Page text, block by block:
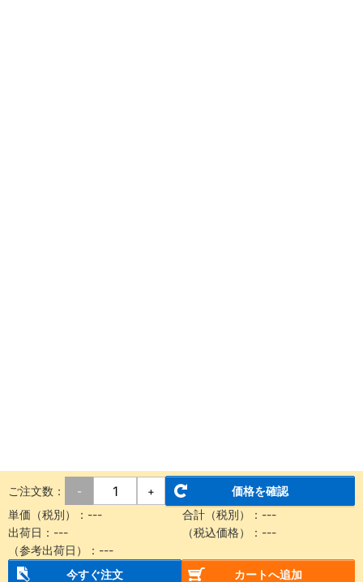
ご注文数： - +
価格を確認
単価（税別）： --- 合計（税別）： ---
出荷日： --- （税込価格）： ---
（参考出荷日）： ---
今すぐ注文
カートへ追加